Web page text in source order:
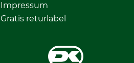
Impressum
Gratis returlabel